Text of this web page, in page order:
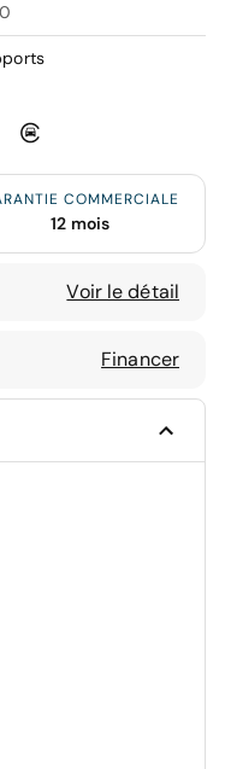
COMMERCIALE
12 mois
Voir le détail
Financer